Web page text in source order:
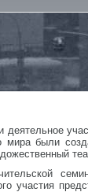
мира были
участия